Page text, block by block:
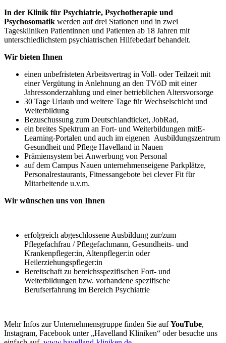
In der Klinik für Psychiatrie, Psychotherapie und
Psychosomatik werden auf drei Stationen und in zwei
Tageskliniken Patientinnen und Patienten ab 18 Jahren mit
unterschiedlichstem psychiatrischen Hilfebedarf behandelt.
Wir bieten Ihnen
einen unbefristeten Arbeitsvertrag in Voll- oder Teilzeit mit
einer Vergütung in Anlehnung an den TVöD mit einer
Jahressonderzahlung und einer betrieblichen Altersvorsorge
30 Tage Urlaub und weitere Tage für Wechselschicht und
Weiterbildung
Bezuschussung zum Deutschlandticket, JobRad,
ein breites Spektrum an Fort- und Weiterbildungen mitE-
Learning-Portalen und auch im eigenen Ausbildungszentrum
Gesundheit und Pflege Havelland in Nauen
Prämiensystem bei Anwerbung von Personal
auf dem Campus Nauen unternehmenseigene Parkplätze,
Personalrestaurants, Fitnessangebote bei clever Fit für
Mitarbeitende u.v.m.
Wir wünschen uns von Ihnen
erfolgreich abgeschlossene Ausbildung zur/zum
Pflegefachfrau / Pflegefachmann, Gesundheits- und
Krankenpfleger:in, Altenpfleger:in oder
Heilerziehungspfleger:in
Bereitschaft zu bereichsspezifischen Fort- und
Weiterbildungen bzw. vorhandene spezifische
Berufserfahrung im Bereich Psychiatrie
Mehr Infos zur Unternehmensgruppe finden Sie aufYouTube,
Instagram, Facebook unter „Havelland Kliniken“ oder besuche uns